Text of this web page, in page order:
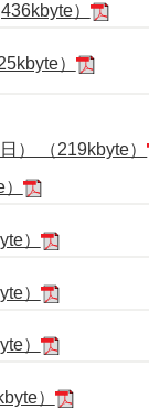
）
）
） （219kbyte）
）
）
）
）